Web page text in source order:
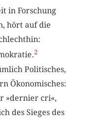
in Forschung
hört auf die
2
Politisches,
Ökonomisches:
»dernier cri«,
des Sieges des